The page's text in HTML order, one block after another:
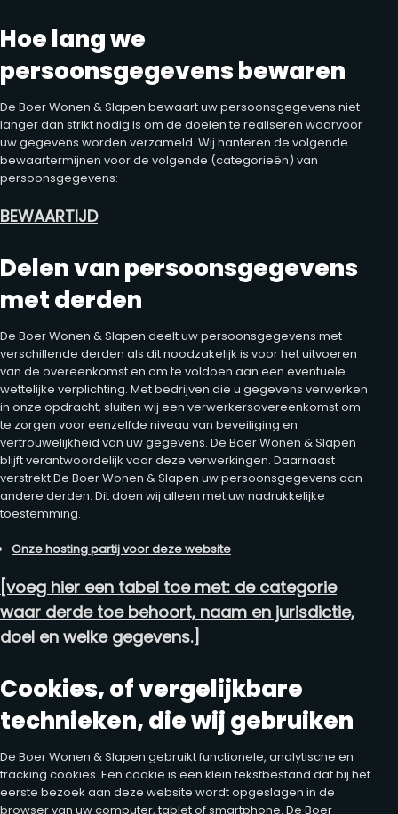
Hoe lang we
persoonsgegevens bewaren
De Boer Wonen & Slapen bewaart uw persoonsgegevens niet
langer dan strikt nodig is om de doelen te realiseren waarvoor
uw gegevens worden verzameld. Wij hanteren de volgende
bewaartermijnen voor de volgende (categorieën) van
persoonsgegevens:
BEWAARTIJD
Delen van persoonsgegevens
met derden
De Boer Wonen & Slapen deelt uw persoonsgegevens met
verschillende derden als dit noodzakelijk is voor het uitvoeren
van de overeenkomst en om te voldoen aan een eventuele
wettelijke verplichting. Met bedrijven die u gegevens verwerken
in onze opdracht, sluiten wij een verwerkersovereenkomst om
te zorgen voor eenzelfde niveau van beveiliging en
vertrouwelijkheid van uw gegevens. De Boer Wonen & Slapen
blijft verantwoordelijk voor deze verwerkingen. Daarnaast
verstrekt De Boer Wonen & Slapen uw persoonsgegevens aan
andere derden. Dit doen wij alleen met uw nadrukkelijke
toestemming.
Onze hosting partij voor deze website
[voeg hier een tabel toe met: de categorie
waar derde toe behoort, naam en jurisdictie,
doel en welke gegevens.]
Cookies, of vergelijkbare
technieken, die wij gebruiken
De Boer Wonen & Slapen gebruikt functionele, analytische en
tracking cookies. Een cookie is een klein tekstbestand dat bij het
eerste bezoek aan deze website wordt opgeslagen in de
browser van uw computer, tablet of smartphone. De Boer